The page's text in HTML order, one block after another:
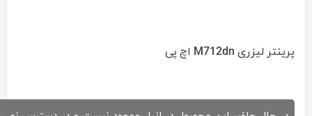
پرینتر لیزری M712dn اچ پی